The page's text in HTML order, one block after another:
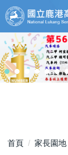
跳
到
主
要
內
容
區
首頁 家長園地